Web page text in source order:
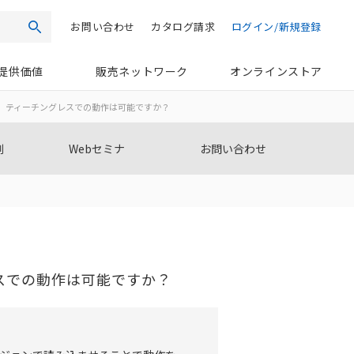
検索 ログイン/新規登録
カタログ請求
お問い合わせ
供価値 販売ネットワーク オンラインストア
ィーチングレスでの動作は可能ですか？
Webセミナ お問い合わせ
の動作は可能ですか？